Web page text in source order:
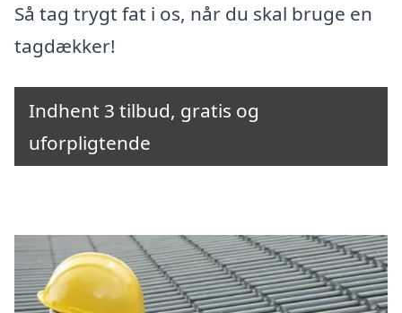
Så tag trygt fat i os, når du skal bruge en
tagdækker!
Indhent 3 tilbud, gratis og
uforpligtende